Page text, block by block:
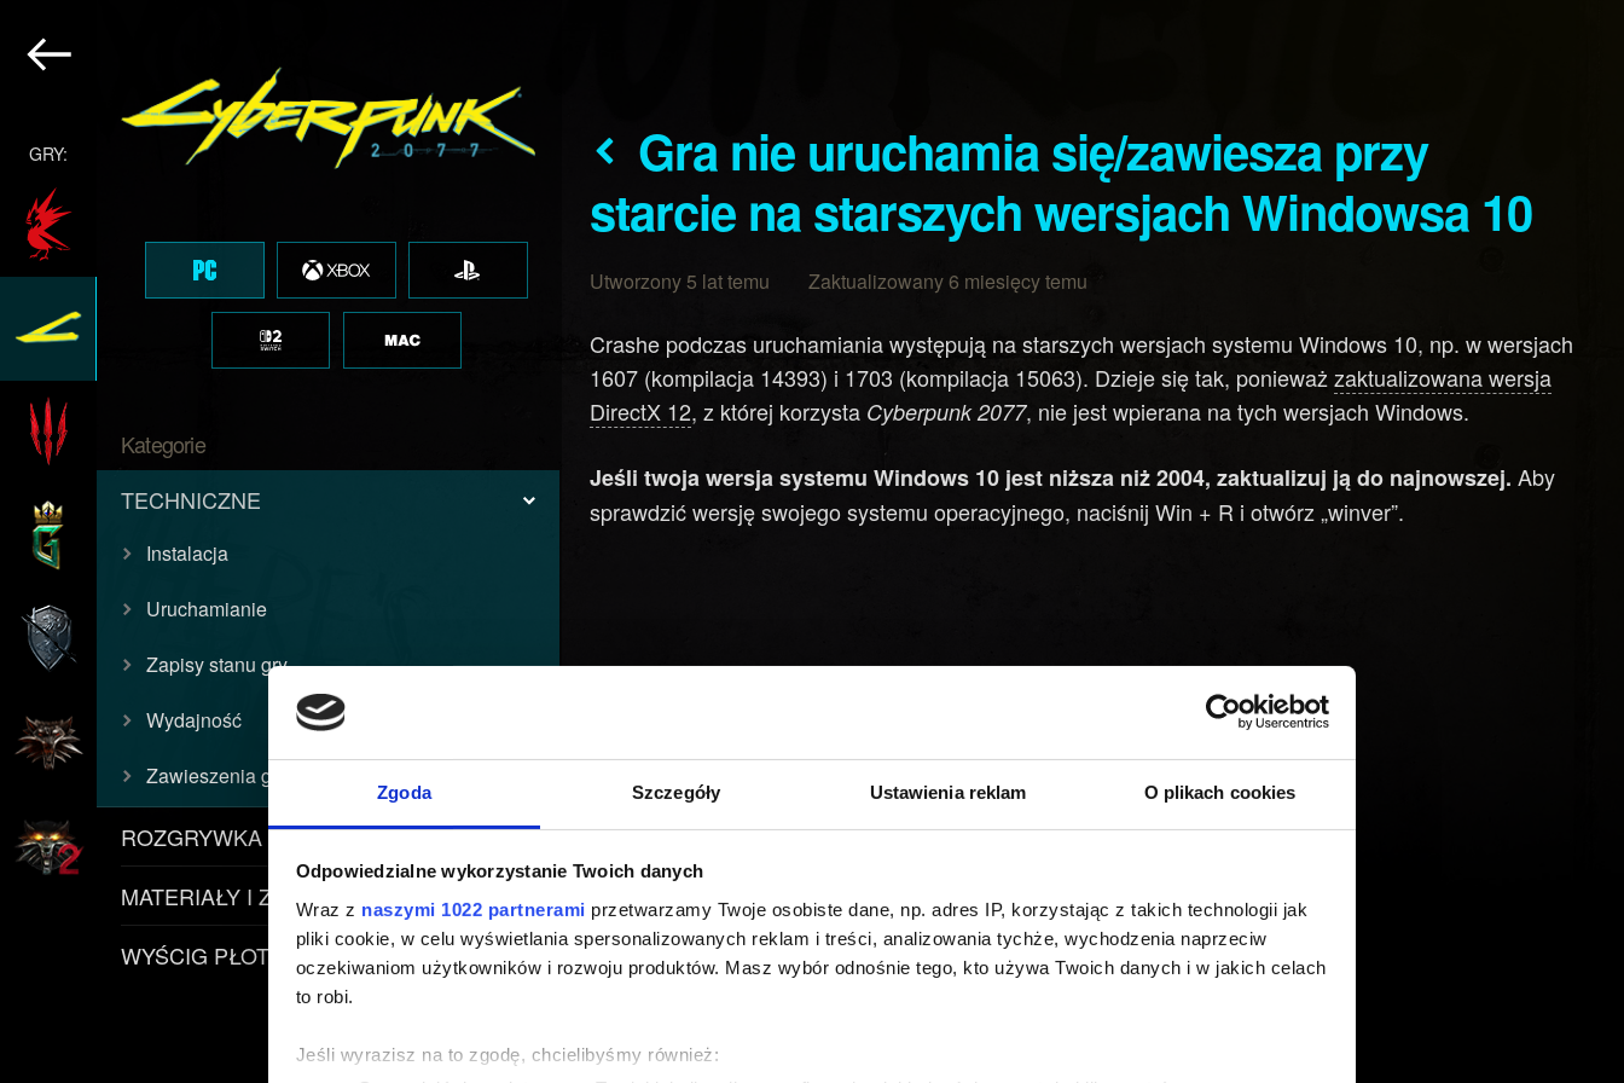
Zgoda Szczegóły Ustawienia reklam O plikach cookies
Odpowiedzialne wykorzystanie Twoich danych
Wraz z naszymi 1022 partnerami przetwarzamy Twoje osobiste dane, np. adres IP, korzystając z takich technologii jak
pliki cookie, w celu wyświetlania spersonalizowanych reklam i treści, analizowania tychże, wychodzenia naprzeciw
oczekiwaniom użytkowników i rozwoju produktów. Masz wybór odnośnie tego, kto używa Twoich danych i w jakich celach
to robi.
Jeśli wyrazisz na to zgodę, chcielibyśmy również:
GRY:
Kategorie
TECHNICZNE
Instalacja
Uruchamianie
Zapisy stanu gry
Wydajność
Zawieszenia gry (crash)
ROZGRYWKA
MATERIAŁY I ZASADY
WYŚCIG PŁOTKI
Gra nie uruchamia się/zawiesza przy
starcie na starszych wersjach Windowsa 10
Utworzony 5 lat temu Zaktualizowany 6 miesięcy temu
Crashe podczas uruchamiania występują na starszych wersjach systemu Windows 10, np. w wersjach
1607 (kompilacja 14393) i 1703 (kompilacja 15063). Dzieje się tak, ponieważzaktualizowana wersja
DirectX 12, z której korzysta Cyberpunk 2077, nie jest wpierana na tych wersjach Windows.
Jeśli twoja wersja systemu Windows 10 jest niższa niż 2004, zaktualizuj ją do najnowszej. Aby
sprawdzić wersję swojego systemu operacyjnego, naciśnij Win + R i otwórz „winver”.